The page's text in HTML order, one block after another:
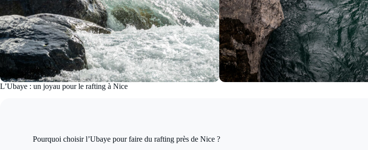
L’Ubaye : un joyau pour le rafting à Nice
Pourquoi choisir l’Ubaye pour faire du rafting près de Nice ?